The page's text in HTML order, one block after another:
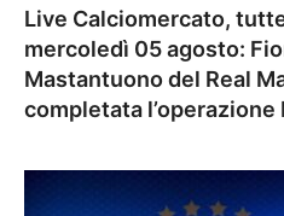
Live Calciomercato,
mercoledì 05 agosto:
Mastantuono del Real
completata l’operazione